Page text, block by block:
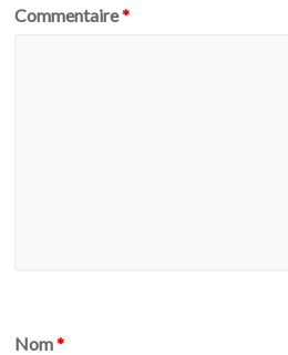
Commentaire*
Nom*